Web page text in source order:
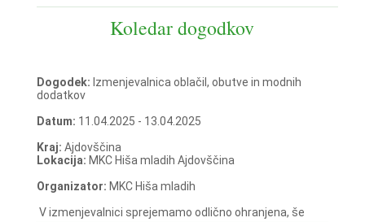
Koledar dogodkov
Dogodek: Izmenjevalnica oblačil, obutve in modnih
dodatkov
Datum: 11.04.2025 - 13.04.2025
Kraj: Ajdovščina
Lokacija: MKC Hiša mladih Ajdovščina
Organizator: MKC Hiša mladih
V izmenjevalnici sprejemamo odlično ohranjena, še